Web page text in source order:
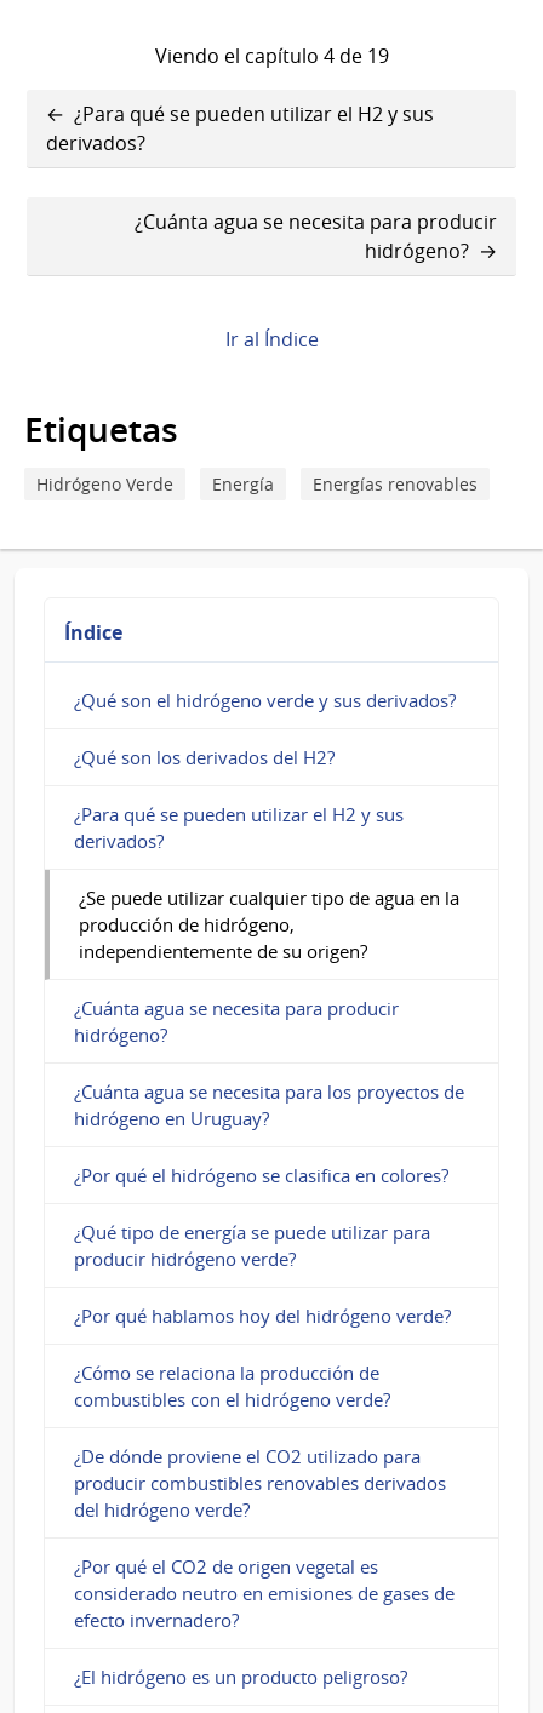
Viendo el capítulo 4 de 19
Enlaces
transversales
para
utilizar
cualquier
tipo
de
en
la
producción
independientemente
de
origen?
¿Para qué se pueden utilizar el H2 y sus
derivados?
¿Cuánta agua se necesita para producir
hidrógeno?
Ir al Índice
Etiquetas
Hidrógeno Verde Energía Energías renovables
Índice
¿Qué son el hidrógeno verde y sus derivados?
¿Qué son los derivados del H2?
¿Para qué se pueden utilizar el H2 y sus
derivados?
¿Se puede utilizar cualquier tipo de agua en la
producción de hidrógeno,
independientemente de su origen?
¿Cuánta agua se necesita para producir
hidrógeno?
¿Cuánta agua se necesita para los proyectos de
hidrógeno en Uruguay?
¿Por qué el hidrógeno se clasifica en colores?
¿Qué tipo de energía se puede utilizar para
producir hidrógeno verde?
¿Por qué hablamos hoy del hidrógeno verde?
¿Cómo se relaciona la producción de
combustibles con el hidrógeno verde?
¿De dónde proviene el CO2 utilizado para
producir combustibles renovables derivados
del hidrógeno verde?
¿Por qué el CO2 de origen vegetal es
considerado neutro en emisiones de gases de
efecto invernadero?
¿El hidrógeno es un producto peligroso?